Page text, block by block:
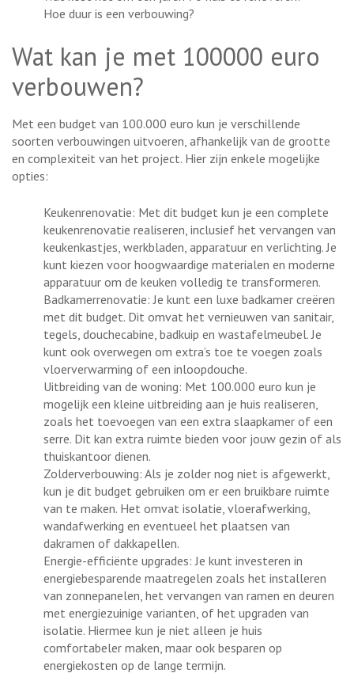
Hoe duur is een verbouwing?
Wat kan je met 100000 euro
verbouwen?
Met een budget van 100.000 euro kun je verschillende
soorten verbouwingen uitvoeren, afhankelijk van de grootte
en complexiteit van het project. Hier zijn enkele mogelijke
opties:
Keukenrenovatie: Met dit budget kun je een complete
keukenrenovatie realiseren, inclusief het vervangen van
keukenkastjes, werkbladen, apparatuur en verlichting. Je
kunt kiezen voor hoogwaardige materialen en moderne
apparatuur om de keuken volledig te transformeren.
Badkamerrenovatie: Je kunt een luxe badkamer creëren
met dit budget. Dit omvat het vernieuwen van sanitair,
tegels, douchecabine, badkuip en wastafelmeubel. Je
kunt ook overwegen om extra’s toe te voegen zoals
vloerverwarming of een inloopdouche.
Uitbreiding van de woning: Met 100.000 euro kun je
mogelijk een kleine uitbreiding aan je huis realiseren,
zoals het toevoegen van een extra slaapkamer of een
serre. Dit kan extra ruimte bieden voor jouw gezin of als
thuiskantoor dienen.
Zolderverbouwing: Als je zolder nog niet is afgewerkt,
kun je dit budget gebruiken om er een bruikbare ruimte
van te maken. Het omvat isolatie, vloerafwerking,
wandafwerking en eventueel het plaatsen van
dakramen of dakkapellen.
Energie-efficiënte upgrades: Je kunt investeren in
energiebesparende maatregelen zoals het installeren
van zonnepanelen, het vervangen van ramen en deuren
met energiezuinige varianten, of het upgraden van
isolatie. Hiermee kun je niet alleen je huis
comfortabeler maken, maar ook besparen op
energiekosten op de lange termijn.